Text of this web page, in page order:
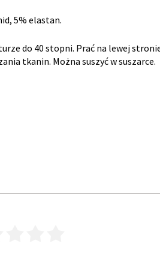
5% elastan.
do 40 stopni. Prać na lewej
tkanin. Można suszyć w suszarce.